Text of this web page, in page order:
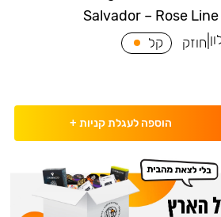
Salvador – Rose
חוזק קל
הוספה לעגלת קניות +